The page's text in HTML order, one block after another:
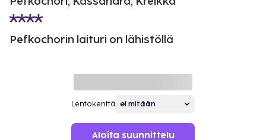
Pefkochorin laituri on lähistöllä
Lentokenttä
Aloita suunnittelu